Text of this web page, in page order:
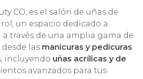
CO, es el salón de uñas de
un espacio dedicado a
a través de una amplia gama de
las manicuras y pedicuras
incluyendo uñas acrílicas y de
avanzados para tus